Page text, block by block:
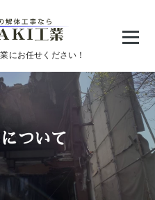
にお任せください！
ついて
業について
ついて